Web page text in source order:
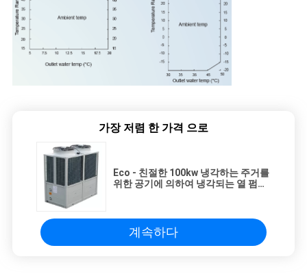
가장 저렴 한 가격 으로
Eco - 친절한 100kw 냉각하는 주거를
위한 공기에 의하여 냉각되는 열 펌프
계속하다